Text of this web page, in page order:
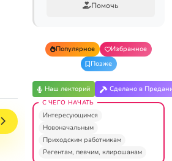
Помочь
Популярное
Избранное
Позже
Наш лекторий Сделано в
С ЧЕГО НАЧАТЬ
Интересующимся
Новоначальным
Приходским работникам
Регентам, певчим, клирошанам